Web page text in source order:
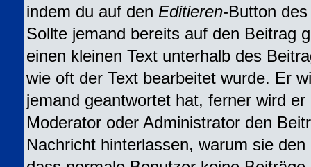
indem du auf den Editieren-Button
Sollte jemand bereits auf den Beitrag
einen kleinen Text unterhalb des
wie oft der Text bearbeitet wurde. Er
jemand geantwortet hat, ferner wird
Moderator oder Administrator den
Nachricht hinterlassen, warum sie